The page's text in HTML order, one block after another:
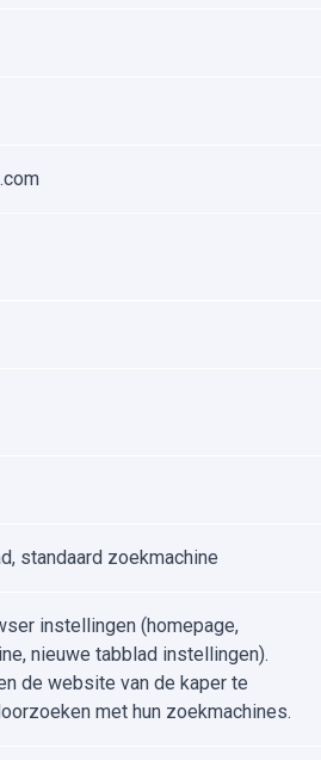
standaard zoekmachine
instellingen (homepage,
nieuwe tabblad instellingen).
de website van de kaper te
met hun zoekmachines.